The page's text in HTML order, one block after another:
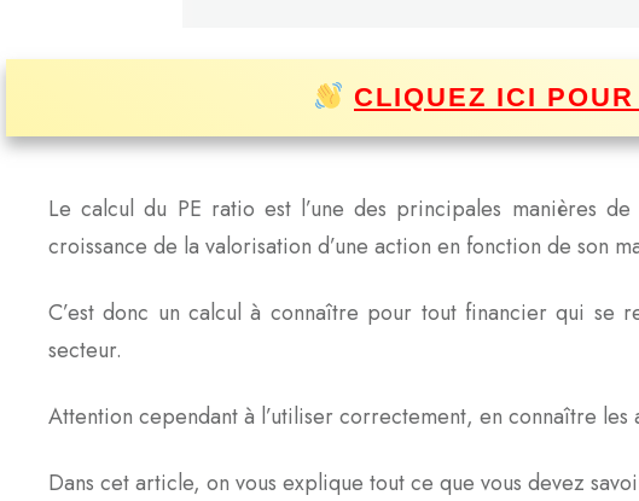
CLIQUEZ ICI
Le calcul du PE ratio est l’une des principales manières
croissance de la valorisation d’une action en fonction de son
C’est donc un calcul à connaître pour tout financier qui se
secteur.
Attention cependant à l’utiliser correctement, en connaître les
Dans cet article, on vous explique tout ce que vous devez